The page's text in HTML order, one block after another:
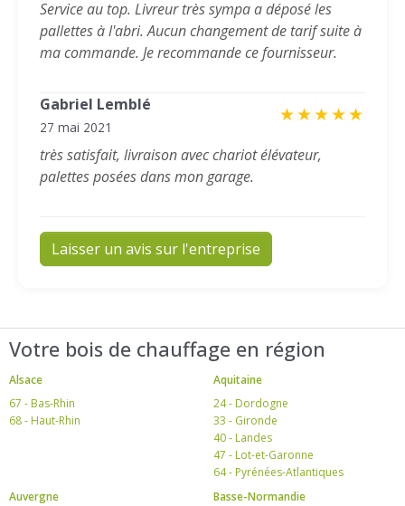
Service au top. Livreur très sympa a déposé les
pallettes à l'abri. Aucun changement de tarif suite à
ma commande. Je recommande ce fournisseur.
Gabriel Lemblé ★★★★★
27 mai 2021
très satisfait, livraison avec chariot élévateur,
palettes posées dans mon garage.
Laisser un avis sur l'entreprise
Votre bois de chauffage en région
Alsace
67 - Bas-Rhin
68 - Haut-Rhin
Aquitaine
24 - Dordogne
33 - Gironde
40 - Landes
47 - Lot-et-Garonne
64 - Pyrénées-Atlantiques
Auvergne
Basse-Normandie